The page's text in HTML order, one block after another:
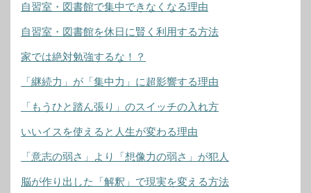
自習室・図書館で集中できなくなる理由
自習室・図書館を休日に賢く利用する方法
家では絶対勉強するな！？
「継続力」が「集中力」に超影響する理由
「もうひと踏ん張り」のスイッチの入れ方
いいイスを使えると人生が変わる理由
「意志の弱さ」より「想像力の弱さ」が犯人
脳が作り出した「解釈」で現実を変える方法